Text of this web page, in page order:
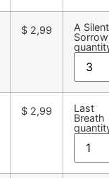
$ 2,99
A Silent
Sorrow
$ 2,99
Last
Breath